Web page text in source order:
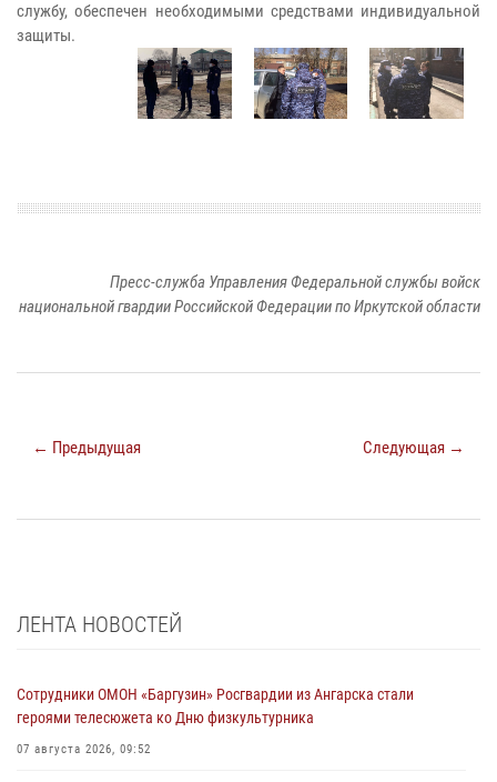
службу, обеспечен необходимыми средствами индивидуальной
защиты.
Пресс-служба Управления Федеральной службы войск
национальной гвардии Российской Федерации по Иркутской области
← Предыдущая Следующая →
ЛЕНТА НОВОСТЕЙ
Сотрудники ОМОН «Баргузин» Росгвардии из Ангарска стали
героями телесюжета ко Дню физкультурника
07 августа 2026, 09:52